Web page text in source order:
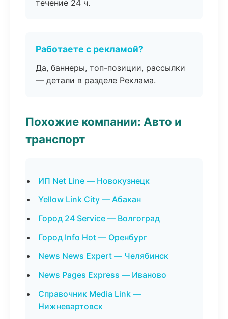
течение 24 ч.
Работаете с рекламой?
Да, баннеры, топ-позиции, рассылки
— детали в разделе Реклама.
Похожие компании: Авто и
транспорт
ИП Net Line — Новокузнецк
Yellow Link City — Абакан
Город 24 Service — Волгоград
Город Info Hot — Оренбург
News News Expert — Челябинск
News Pages Express — Иваново
Справочник Media Link —
Нижневартовск